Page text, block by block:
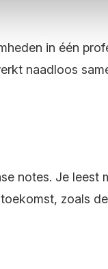
in één
naadloos
notes. Je leest
zoals